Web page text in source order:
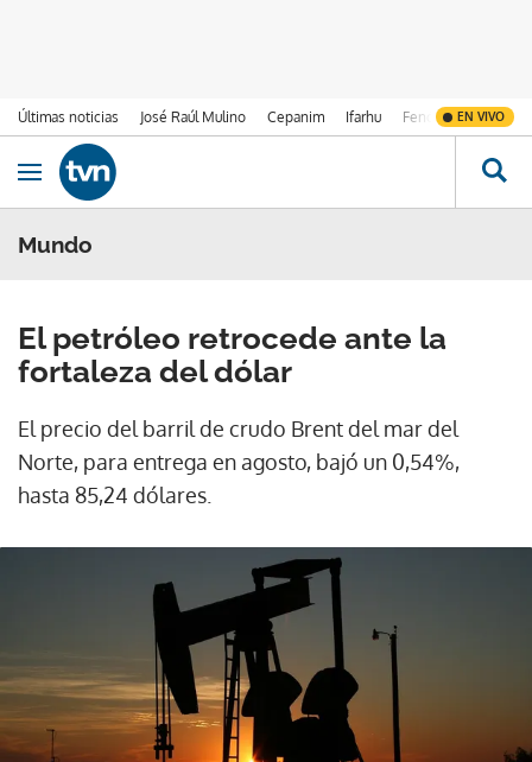
Últimas noticias José Raúl Mulino Cepanim Ifarhu Fenómeno de El
EN VIVO
Ir al contenido
Obrir navegació
Mundo
El petróleo retrocede ante la
fortaleza del dólar
El precio del barril de crudo Brent del mar del
Norte, para entrega en agosto, bajó un 0,54%,
hasta 85,24 dólares.